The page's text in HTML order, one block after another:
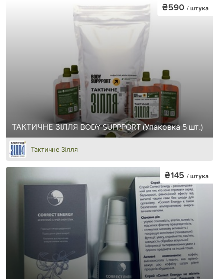
ТАКТИЧНЕ ЗІЛЛЯ BODY SUPPPORT (Упаковка 5 шт.)
₴590 / штука
Тактичне Зілля
₴145 / штука